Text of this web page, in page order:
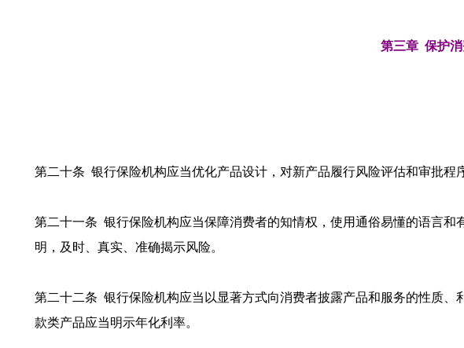
第三章 保护
第二十条 银行保险机构应当优化产品设计，对新产品履行风险评估和审批程
第二十一条 银行保险机构应当保障消费者的知情权，使用通俗易懂的语言
明，及时、真实、准确揭示风险。
第二十二条 银行保险机构应当以显著方式向消费者披露产品和服务的性质
款类产品应当明示年化利率。